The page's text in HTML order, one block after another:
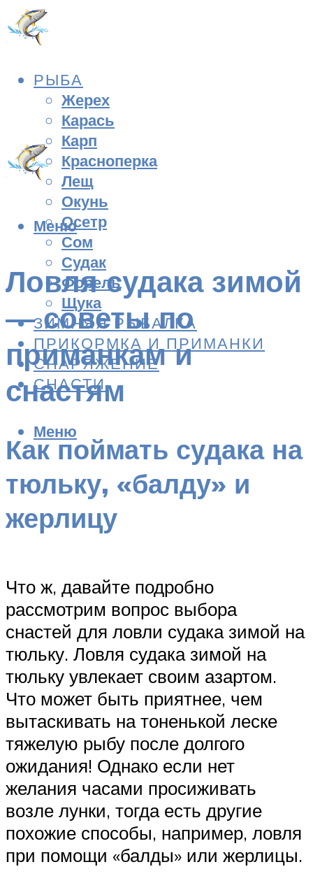
РЫБА
Жерех
Карась
Карп
Красноперка
Лещ
Окунь
Осетр
Сом
Судак
Форель
Щука
ЗИМНЯЯ РЫБАЛКА
ПРИКОРМКА И ПРИМАНКИ
СНАРЯЖЕНИЕ
СНАСТИ
Меню
Меню
Ловля судака зимой
— советы по
приманкам и
снастям
Как поймать судака на
тюльку, «балду» и
жерлицу
Что ж, давайте подробно
рассмотрим вопрос выбора
снастей для ловли судака зимой на
тюльку. Ловля судака зимой на
тюльку увлекает своим азартом.
Что может быть приятнее, чем
вытаскивать на тоненькой леске
тяжелую рыбу после долгого
ожидания! Однако если нет
желания часами просиживать
возле лунки, тогда есть другие
похожие способы, например, ловля
при помощи «балды» или жерлицы.